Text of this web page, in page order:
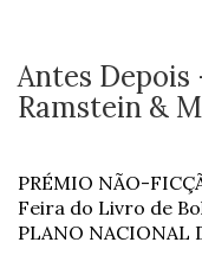
Antes
Ramstein &
PRÉMIO NÃO-
Feira do Livro de
PLANO NACIONAL